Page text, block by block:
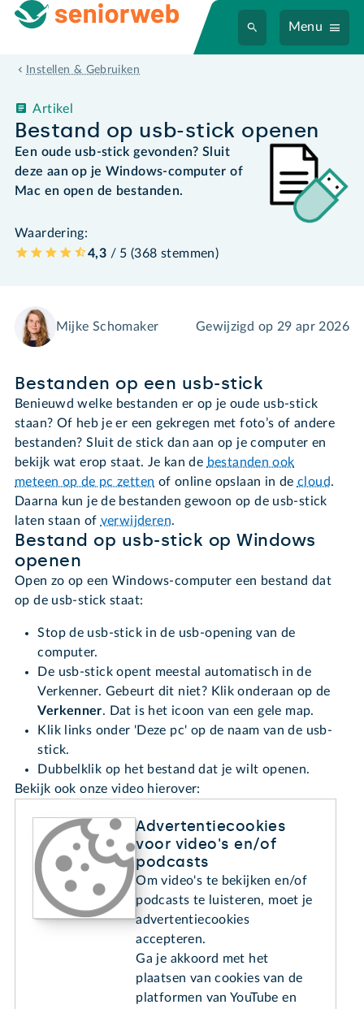
Menu
Instellen & Gebruiken
Bestand op usb-stick openen
Artikel
Een oude usb-stick gevonden? Sluit
deze aan op je Windows-computer of
Mac en open de bestanden.
Waardering:
4,3 / 5 (368 stemmen)
Mijke Schomaker Gewijzigd op 29 apr 2026
Bestanden op een usb-stick
Benieuwd welke bestanden er op je oude usb-stick
staan? Of heb je er een gekregen met foto’s of andere
bestanden? Sluit de stick dan aan op je computer en
bekijk wat erop staat. Je kan de bestanden ook
meteen op de pc zetten of online opslaan in de cloud.
Daarna kun je de bestanden gewoon op de usb-stick
laten staan of verwijderen.
Bestand op usb-stick op Windows
openen
Open zo op een Windows-computer een bestand dat
op de usb-stick staat:
Stop de usb-stick in de usb-opening van de
computer.
De usb-stick opent meestal automatisch in de
Verkenner. Gebeurt dit niet? Klik onderaan op de
Verkenner. Dat is het icoon van een gele map.
Klik links onder 'Deze pc' op de naam van de usb-
stick.
Dubbelklik op het bestand dat je wilt openen.
Bekijk ook onze video hierover:
Advertentiecookies
voor video's en/of
podcasts
Om video's te bekijken en/of
podcasts te luisteren, moet je
advertentiecookies
accepteren.
Ga je akkoord met het
plaatsen van cookies van de
platformen van YouTube en